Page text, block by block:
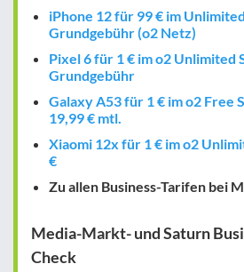
iPhone 12 für 99 € im
Grundgebühr (o2 Netz)
Pixel 6 für 1 € im o2 Unlimited
Grundgebühr
Galaxy A53 für 1 € im o2 Free
19,99 € mtl.
Xiaomi 12x für 1 € im o2
€
Zu allen Business-Tarifen bei
Media-Markt- und Saturn
Check